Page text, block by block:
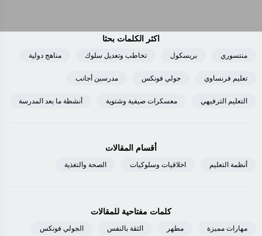
اكثر الكلمات بحثا
منتسوري بريسكول تخاطب وتعديل سلوك مناهج دولية
تعليم فرنساوي جولي فونكس مدرسين أجانب
التعليم الترفيهي معسكرات صيفية وشتوية أنشطة ما بعد المدرسة
أقسام المقالات
أنظمة التعليم اخلاقيات وسلوكيات الصحة والتغذية
كلمات مفتاحية للمقالات
مهارات مميزة مطهر الثقة بالنفس الجولي فونكس